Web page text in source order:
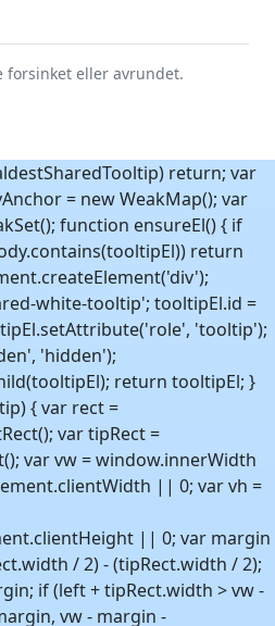
forsinket eller avrundet.
return; var
= new WeakMap(); var
function ensureEl() { if
return
white-tooltip'; tooltipEl.id =
'tooltip');
'hidden');
return tooltipEl; }
{ var rect =
var tipRect =
var vw = window.innerWidth
|| 0; var vh =
|| 0; var margin
/ 2) - (tipRect.width / 2);
if (left + tipRect.width > vw -
vw - margin -